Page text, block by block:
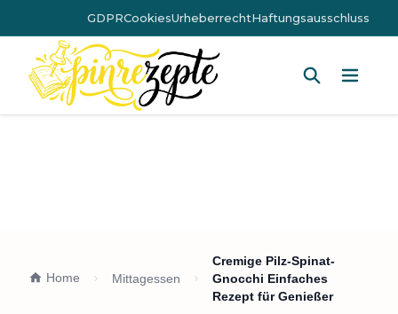
GDPRCookiesUrheberrechtHaftungsausschluss
Home Mittagessen
Cremige Pilz-Spinat-
Gnocchi Einfaches
Rezept für Genießer